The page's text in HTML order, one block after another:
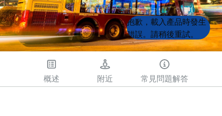
Product
List
Product
List
抱歉，載入產品時發生
錯誤。請稍後重試。
概述 附近 常見問題解答